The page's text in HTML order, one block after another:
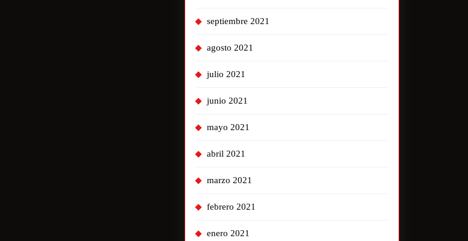
septiembre 2021
agosto 2021
julio 2021
junio 2021
mayo 2021
abril 2021
marzo 2021
febrero 2021
enero 2021